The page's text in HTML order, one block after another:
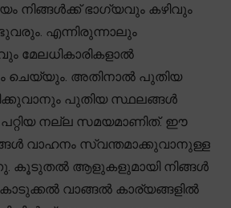
നിങ്ങൾക്ക് ഭാഗ്യവും കഴിവും
എന്നിരുന്നാലും
മേലധികാരികളാൽ
ചെയ്യും. അതിനാൽ പുതിയ
പുതിയ സ്ഥലങ്ങൾ
നല്ല സമയമാണിത്. ഈ
വാഹനം സ്വന്തമാക്കുവാനുള്ള
കൂടുതൽ ആളുകളുമായി നിങ്ങൾ
വാങ്ങൽ കാര്യങ്ങളിൽ